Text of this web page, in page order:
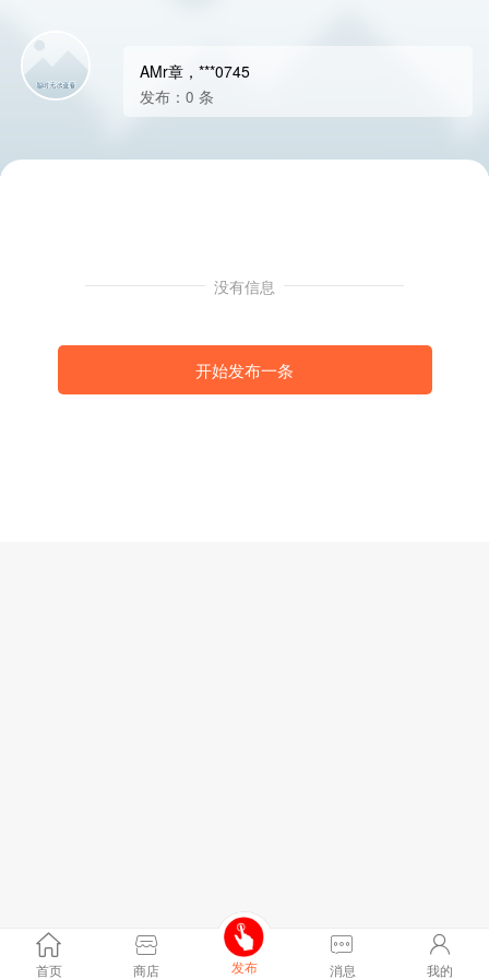
AMr章，***0745
发布：0 条
没有信息
开始发布一条
首页 商店 发布 消息 我的